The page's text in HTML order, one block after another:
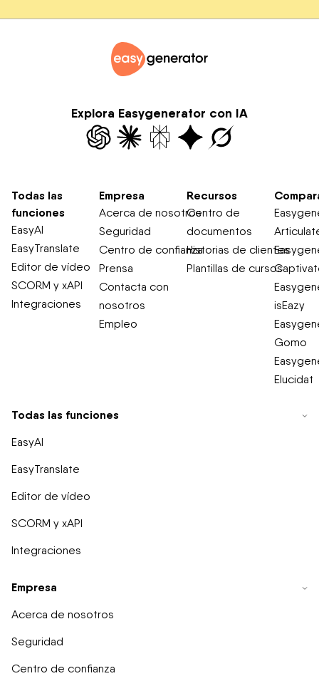
En absoluto. Puedes diseñar contenido de e-learning y
un enlace o integrándolo en tu sitio web. Además,
ofrecemos funciones de LMS ligero para las empresas
quieren hacer un seguimiento del progreso de los
Explora Easygenerator con IA
Todas las
funciones
EasyAI
EasyTranslate
Editor de vídeo
SCORM y xAPI
Integraciones
Empresa
Acerca de nosotros
Seguridad
Centro de confianza
Prensa
Contacta con
nosotros
Empleo
Recursos
Centro de
documentos
Historias de clientes
Plantillas de cursos
isEazy
Gomo
Elucidat
Todas las funciones
EasyAI
EasyTranslate
Editor de vídeo
SCORM y xAPI
Integraciones
Empresa
Acerca de nosotros
Seguridad
Centro de confianza